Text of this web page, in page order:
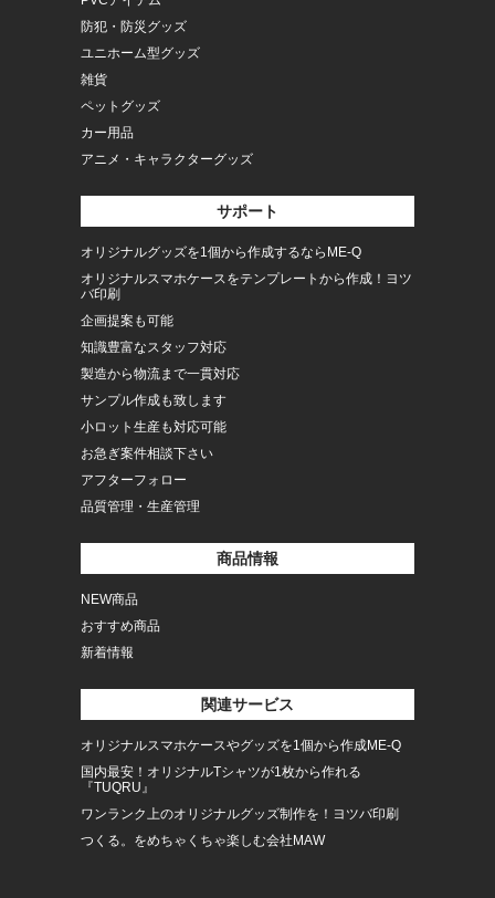
防犯・防災グッズ
ユニホーム型グッズ
雑貨
ペットグッズ
カー用品
アニメ・キャラクターグッズ
サポート
オリジナルグッズを1個から作成するならME-Q
オリジナルスマホケースをテンプレートから作成！ヨツ
バ印刷
企画提案も可能
知識豊富なスタッフ対応
製造から物流まで一貫対応
サンプル作成も致します
小ロット生産も対応可能
お急ぎ案件相談下さい
アフターフォロー
品質管理・生産管理
商品情報
NEW商品
おすすめ商品
新着情報
関連サービス
オリジナルスマホケースやグッズを1個から作成ME-Q
国内最安！オリジナルTシャツが1枚から作れる
『TUQRU』
ワンランク上のオリジナルグッズ制作を！ヨツバ印刷
つくる。をめちゃくちゃ楽しむ会社MAW